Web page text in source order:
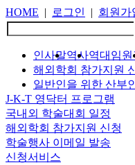
HOME | 로그인 | 회원가
인사말역사역대임원
해외학회 참가지원
일반인을 위한 산부
J-K-T 영닥터 프로그램
국내외 학술대회 일정
해외학회 참가지원 신청
학술행사 이메일 발송
신청서비스